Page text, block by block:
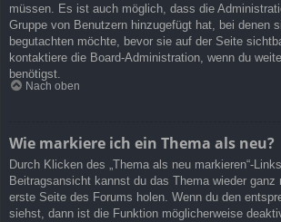
müssen. Es ist auch möglich, dass die
Gruppe von Benutzern hinzugefügt hat, bei denen
begutachten möchte, bevor sie auf der Seite
kontaktiere die Board-Administration, wenn du
benötigst.
Nach oben
Wie markiere ich ein Thema als neu?
Durch Klicken des „Thema als neu markieren“-
Beitragsansicht kannst du das Thema wieder ganz
erste Seite des Forums holen. Wenn du den
siehst, dann ist die Funktion möglicherweise